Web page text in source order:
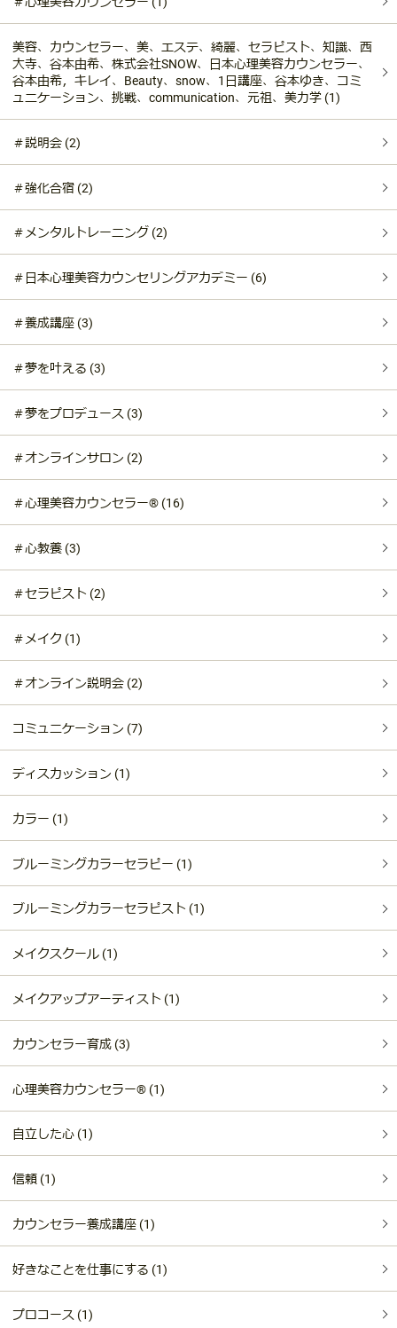
美容、カウンセラー、美、エステ、綺麗、セラピスト、知識、西
大寺、谷本由希、株式会社SNOW、日本心理美容カウンセラー、
谷本由希，キレイ、Beauty、snow、1日講座、谷本ゆき、コミ
ュニケーション、挑戦、communication、元祖、美力学 (1)
＃説明会 (2)
＃強化合宿 (2)
＃メンタルトレーニング (2)
＃日本心理美容カウンセリングアカデミー (6)
＃養成講座 (3)
＃夢を叶える (3)
＃夢をプロデュース (3)
＃オンラインサロン (2)
＃心理美容カウンセラー®︎ (16)
＃心教養 (3)
＃セラピスト (2)
＃メイク (1)
＃オンライン説明会 (2)
コミュニケーション (7)
ディスカッション (1)
カラー (1)
ブルーミングカラーセラピー (1)
ブルーミングカラーセラピスト (1)
メイクスクール (1)
メイクアップアーティスト (1)
カウンセラー育成 (3)
心理美容カウンセラー®︎ (1)
自立した心 (1)
信頼 (1)
カウンセラー養成講座 (1)
好きなことを仕事にする (1)
プロコース (1)